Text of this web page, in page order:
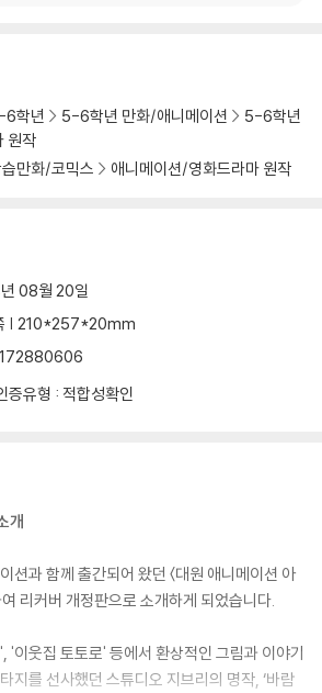
학년 5-6학년 만화/애니메이션
5-6학년
원작
만화/코믹스 애니메이션/영화드라마 원작
08월 20일
| 210*257*20mm
증유형 : 적합성확인
개
션과 함께 출간되어 왔던 〈대원 애니메이션 아
리커버 개정판으로 소개하게 되었습니다.
'이웃집 토토로' 등에서 환상적인 그림과 이야기
지를 선사했던 스튜디오 지브리의 명작, ‘바람